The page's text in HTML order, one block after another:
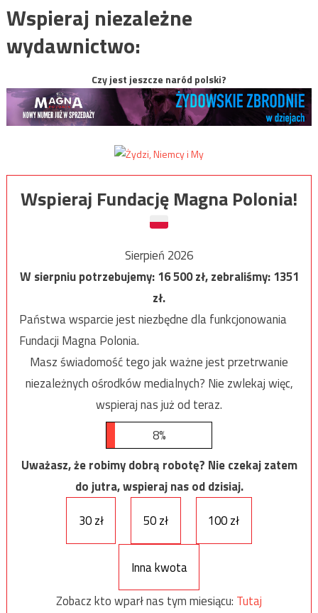
Wspieraj niezależne
wydawnictwo:
Czy jest jeszcze naród polski?
Wspieraj Fundację Magna Polonia!
Sierpień 2026
W sierpniu potrzebujemy:16 500zł, zebraliśmy:1351
zł.
Państwa wsparcie jest niezbędne dla funkcjonowania
Fundacji Magna Polonia.
Masz świadomość tego jak ważne jest przetrwanie
niezależnych ośrodków medialnych? Nie zwlekaj więc,
wspieraj nas już od teraz.
8%
Uważasz, że robimy dobrą robotę? Nie czekaj zatem
do jutra, wspieraj nas od dzisiaj.
30 zł
50 zł 100 zł
Inna kwota
Zobacz kto wparł nas tym miesiącu: Tutaj